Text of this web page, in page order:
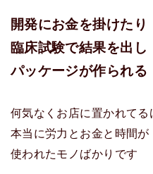
開発にお金を掛けたり
臨床試験で結果を出し
パッケージが作られる
何気なくお店に置かれてる
本当に労力とお金と時間が
使われたモノばかりです